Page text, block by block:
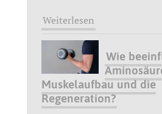
Weiterlesen
Wie
Muskelaufbau und die
Regeneration?